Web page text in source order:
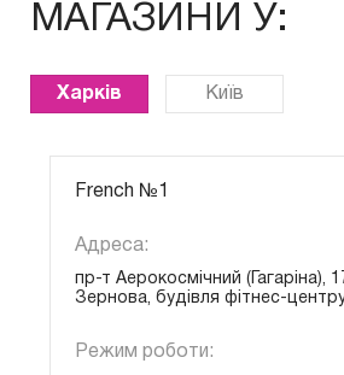
МАГАЗИНИ У:
Харків Київ
French №1
Адреса:
пр-т Аерокосмічний (Гагаріна),
Зернова, будівля фітнес-
Режим роботи: